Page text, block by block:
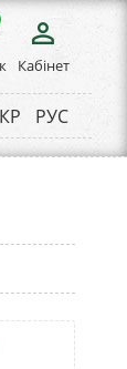
person_outline
Кабінет
РУС